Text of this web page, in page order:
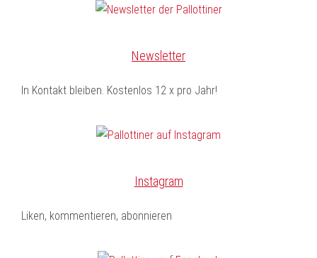
Newsletter
In Kontakt bleiben. Kostenlos 12 x pro Jahr!
Instagram
Liken, kommentieren, abonnieren